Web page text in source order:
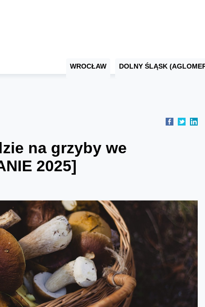
WROCŁAW DOLNY ŚLĄSK
na grzyby we
2025]